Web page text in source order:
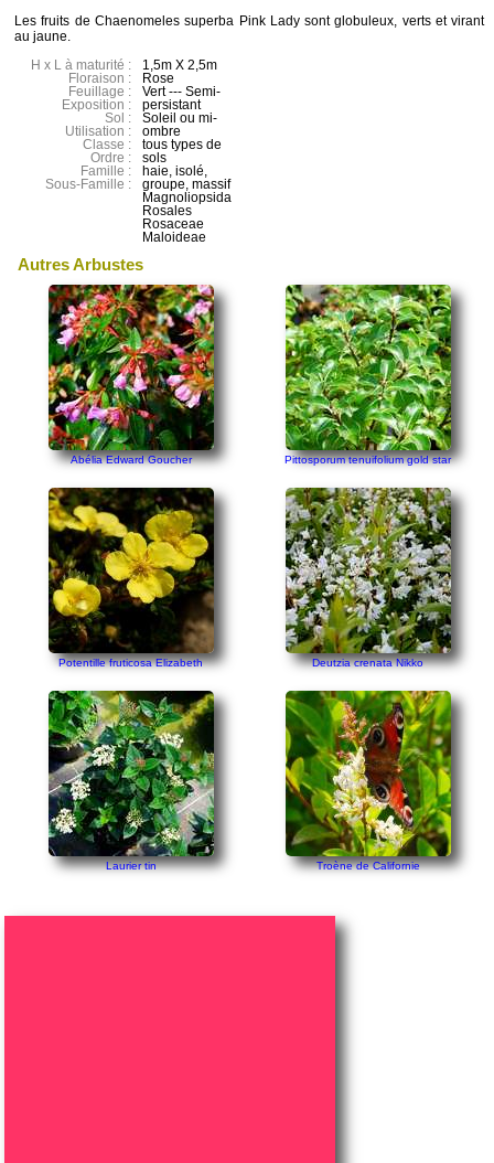
Les fruits de Chaenomeles superba Pink Lady sont globuleux, verts et virant
au jaune.
H x L à maturité :
Floraison :
Feuillage :
Exposition :
Sol :
Utilisation :
Classe :
Ordre :
Famille :
Sous-Famille :
1,5m X 2,5m
Rose
Vert --- Semi-
persistant
Soleil ou mi-
ombre
tous types de
sols
haie, isolé,
groupe, massif
Magnoliopsida
Rosales
Rosaceae
Maloideae
Autres Arbustes
Abélia Edward Goucher Pittosporum tenuifolium gold star
Potentille fruticosa Elizabeth Deutzia crenata Nikko
Laurier tin Troène de Californie